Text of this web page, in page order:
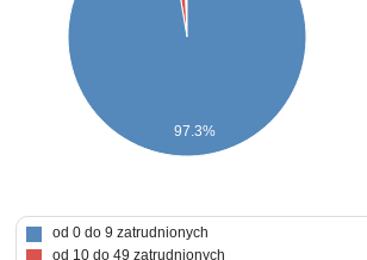
97.3%
od 0 do 9 zatrudnionych
od 10 do 49 zatrudnionych